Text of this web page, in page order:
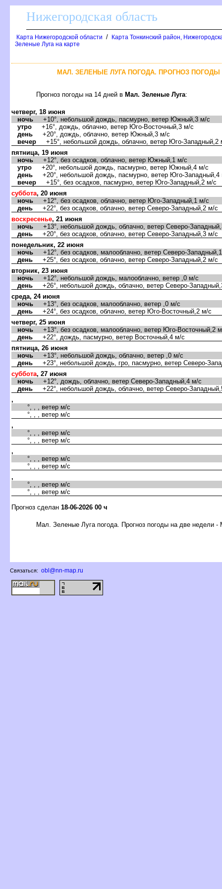
Нижегородская область
Карта Нижегородской области /
Карта Тонкинский район,
Зеленые Луга на карте
МАЛ. ЗЕЛЕНЫЕ ЛУГА ПОГОДА. ПРОГНОЗ
Прогноз погоды на 14 дней Мал. Зеленые Луга:
четверг, 18 июня
ночь +10°, небольшой дождь, пасмурно, ветер Южный,3 м/с
утро +16°, дождь, облачно, ветер Юго-Восточный,3 м/с
день +20°, дождь, облачно, ветер Южный,3 м/с
ечер +15°, небольшой дождь, облачно, ветер Юго-Западный,2
пятница, 19 июня
ночь +12°, без осадков, облачно, ветер Южный,1 м/с
утро +20°, небольшой дождь, пасмурно, ветер Южный,4 м/с
день +20°, небольшой дождь, пасмурно, ветер Юго-Западный,4
ечер +15°, без осадков, пасмурно, ветер Юго-Западный,2 м/с
суббота, 20 июня
ночь +12°, без осадков, облачно, ветер Юго-Западный,1 м/с
день +22°, без осадков, облачно, ветер Северо-Западный,2 м/с
оскресенье, 21 июня
ночь +13°, небольшой дождь, облачно, ветер Северо-
день +20°, без осадков, облачно, ветер Северо-Западный,3 м/с
понедельник, 22 июня
ночь +12°, без осадков, малооблачно, ветер Северо-
день +25°, без осадков, облачно, ветер Северо-Западный,2 м/с
торник, 23 июня
ночь +12°, небольшой дождь, малооблачно, ветер ,0 м/с
день +26°, небольшой дождь, облачно, ветер Северо-
среда, 24 июня
ночь +13°, без осадков, малооблачно, ветер ,0 м/с
день +24°, без осадков, облачно, ветер Юго-Восточный,2 м/с
четверг, 25 июня
ночь +13°, без осадков, малооблачно, ветер Юго-Восточный,2
день +22°, дождь, пасмурно, ветер Восточный,4 м/с
пятница, 26 июня
ночь +13°, небольшой дождь, облачно, ветер ,0 м/с
день +23°, небольшой дождь, гро, пасмурно, ветер Северо-
суббота, 27 июня
ночь +12°, дождь, облачно, ветер Северо-Западный,4 м/с
день +22°, небольшой дождь, облачно, ветер Северо-
,
°, , , ветер м/с
°, , , ветер м/с
,
°, , , ветер м/с
°, , , ветер м/с
,
°, , , ветер м/с
°, , , ветер м/с
,
°, , , ветер м/с
°, , , ветер м/с
Прогноз сделан 18-06-2026 00 ч
Мал. Зеленые Луга погода. Прогноз погоды на две недели
Связаться: obl@nn-map.ru